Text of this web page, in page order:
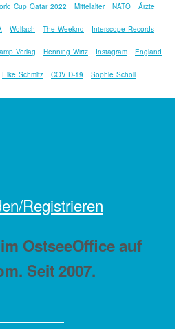
Cup Qatar 2022 Mittelalter NATO Ärzte
Wolfach The Weeknd Interscope Records
Verlag Henning Wirtz Instagram England
Eike Schmitz COVID-19 Sophie Scholl
Registrieren
im OstseeOffice auf
Seit 2007.